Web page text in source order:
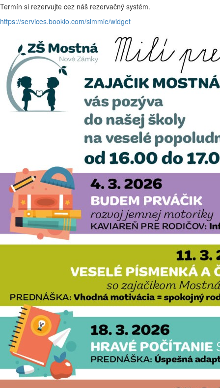
Termín si rezervujte cez náš rezervačný systém.
https://services.bookio.com/simmie/widget